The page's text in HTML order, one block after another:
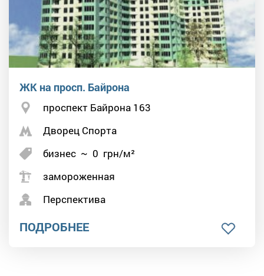
ЖК на просп. Байрона
проспект Байрона 163
Дворец Спорта
бизнес ~ 0 грн/м²
замороженная
Перспектива
ПОДРОБНЕЕ